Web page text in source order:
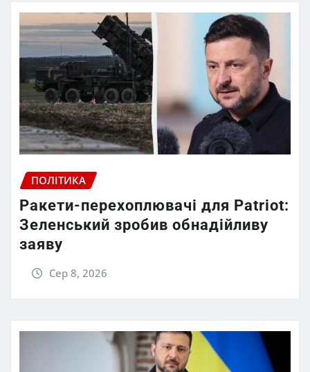
ПОЛІТИКА
Ракети-перехоплювачі для Patriot:
Зеленський зробив обнадійливу
заяву
Сер 8, 2026